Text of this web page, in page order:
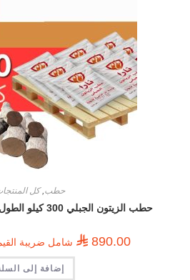
حطب ,كل
حطب الزيتون الجبلي 300 كيلو الطول 35 سم شامل الشحن
⃁ 890.00 شامل ضريبة القيمة
إضافة إلى